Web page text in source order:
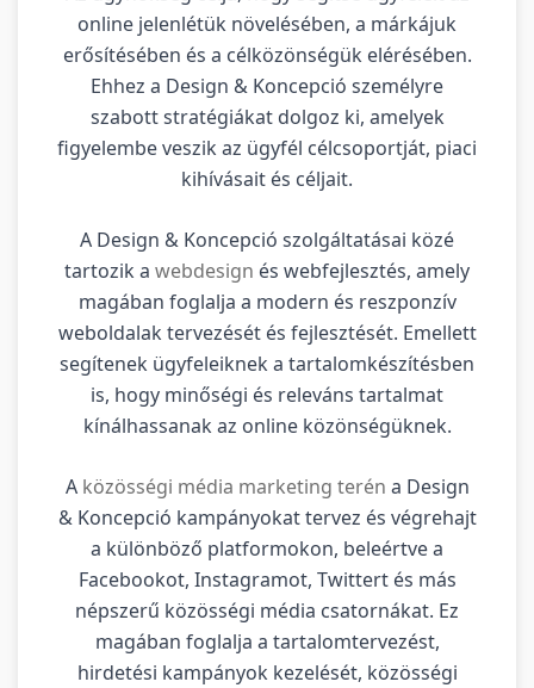
online jelenlétük növelésében, a márkájuk
erősítésében és a célközönségük elérésében.
Ehhez a Design & Koncepció személyre
szabott stratégiákat dolgoz ki, amelyek
figyelembe veszik az ügyfél célcsoportját, piaci
kihívásait és céljait.
A Design & Koncepció szolgáltatásai közé
tartozik a webdesign és webfejlesztés, amely
magában foglalja a modern és reszponzív
weboldalak tervezését és fejlesztését. Emellett
segítenek ügyfeleiknek a tartalomkészítésben
is, hogy minőségi és releváns tartalmat
kínálhassanak az online közönségüknek.
A közösségi média marketing terén a Design
& Koncepció kampányokat tervez és végrehajt
a különböző platformokon, beleértve a
Facebookot, Instagramot, Twittert és más
népszerű közösségi média csatornákat. Ez
magában foglalja a tartalomtervezést,
hirdetési kampányok kezelését, közösségi